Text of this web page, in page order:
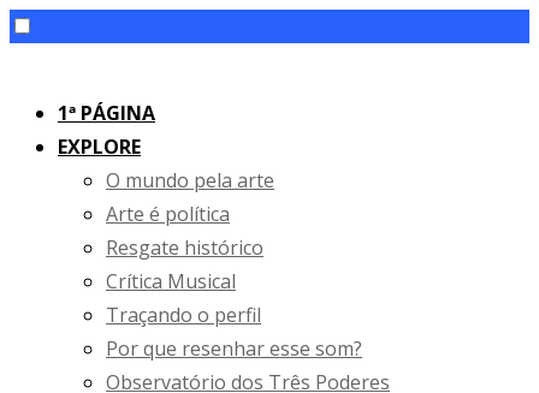
content1ª PÁGINA
EXPLORE
O mundo pela arte
Arte é política
Resgate histórico
Crítica Musical
Traçando o perfil
Por que resenhar esse som?
Observatório dos Três Poderes